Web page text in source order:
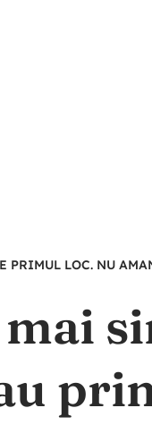
PRIMUL LOC. NU